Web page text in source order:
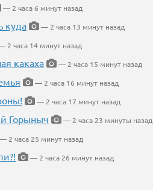
— 2 часа 6 минут назад
куда
— 2 часа 13 минут назад
2 часа 14 минут назад
какаха
— 2 часа 15 минут назад
— 2 часа 16 минут назад
— 2 часа 17 минут назад
Горыныч
— 2 часа 23 минуты назад
— 2 часа 25 минут назад
— 2 часа 26 минут назад